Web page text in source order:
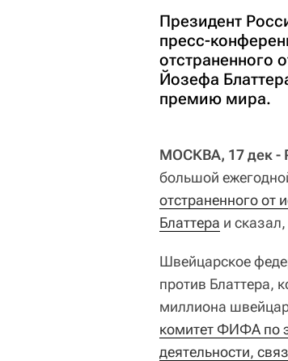
Президент
пресс-
отстраненного
Йозефа
премию мира.
МОСКВА, 17 дек -
большой
отстраненного от
Блаттера и
Швейцарское
против Блаттера,
миллиона
комитет ФИФА по
деятельности,